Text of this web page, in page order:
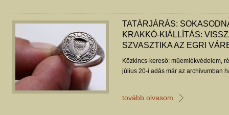
TATÁRJÁRÁS:
KRAKKÓ-KIÁLLÍTÁS:
SZVASZTIKA AZ EGRI
Közkincs-kereső: műemlékvédelem,
július 20-i adás már az archívumban
tovább olvasom